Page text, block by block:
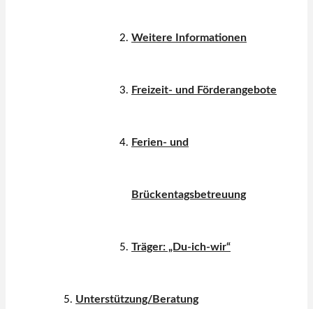
Weitere Informationen
Freizeit- und Förderangebote
Ferien- und
Brückentagsbetreuung
Träger: „Du-ich-wir“
Unterstützung/Beratung